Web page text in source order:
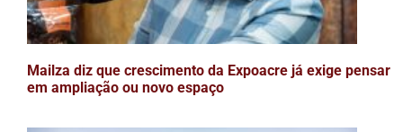
Mailza diz que crescimento da Expoacre já exige pensar
em ampliação ou novo espaço